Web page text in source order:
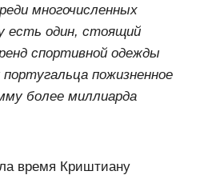
многочисленных
есть один, стоящий
спортивной одежды
пожизненное
более миллиарда
время Криштиану